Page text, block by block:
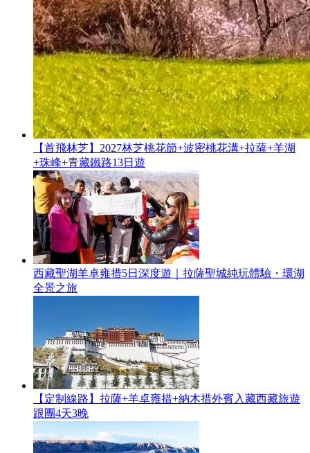
【首飛林芝】2027林芝桃花節+波密桃花溝+拉薩+羊湖
+珠峰+青藏鐵路13日遊
西藏聖湖羊卓雍措5日深度遊｜拉薩聖城純玩體驗・環湖
全景之旅
【定制線路】拉薩+羊卓雍措+納木措外賓入藏西藏旅遊
跟團4天3晚